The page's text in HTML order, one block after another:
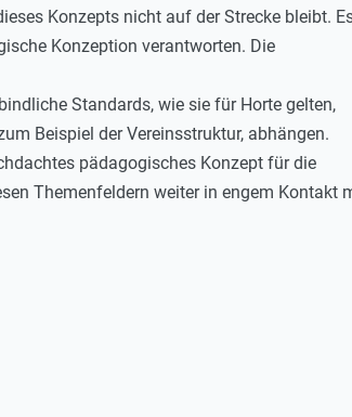
Konzepts nicht auf der Strecke bleibt.
Konzeption verantworten. Die
Standards, wie sie für Horte gelten,
Beispiel der Vereinsstruktur, abhängen.
pädagogisches Konzept für die
Themenfeldern weiter in engem Kontakt